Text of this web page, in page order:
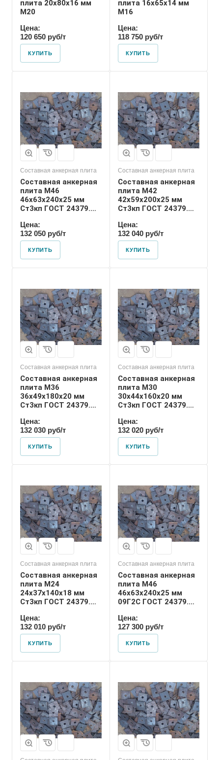
плита 20х80х16 мм
М20
Цена:
120 650 руб/т
КУПИТЬ
плита 16х65х14 мм
М16
Цена:
118 750 руб/т
КУПИТЬ
Составная анкерная плита
Составная анкерная
плита М46
46х63х240х25 мм
Ст3кп ГОСТ 24379.1-
Цена:
132 050 руб/т
КУПИТЬ
42
Номер диаметра
резьбы
М42
Размер резьбы
М42
Составная анкерная плита
Составная анкерная
плита М42
42х59х200х25 мм
Ст3кп ГОСТ 24379.1-
Цена:
132 040 руб/т
КУПИТЬ
Составная анкерная плита
Составная анкерная
плита М36
36х49х180х20 мм
Ст3кп ГОСТ 24379.1-
Цена:
132 030 руб/т
КУПИТЬ
30
Номер диаметра
резьбы
М30
Размер резьбы
М30
Составная анкерная плита
Составная анкерная
плита М30
30х44х160х20 мм
Ст3кп ГОСТ 24379.1-
Цена:
132 020 руб/т
КУПИТЬ
Составная анкерная плита
Составная анкерная
плита М24
24х37х140х18 мм
Ст3кп ГОСТ 24379.1-
Цена:
132 010 руб/т
КУПИТЬ
46
Номер диаметра
резьбы
М46
Размер резьбы
М46
Составная анкерная плита
Составная анкерная
плита М46
46х63х240х25 мм
09Г2С ГОСТ 24379.1-
Цена:
127 300 руб/т
КУПИТЬ
36
Номер диаметра
резьбы
М36
Размер резьбы
М36